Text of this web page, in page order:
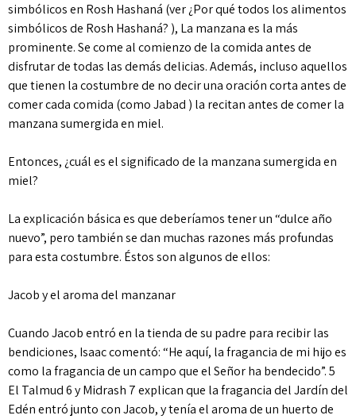
simbólicos en Rosh Hashaná (ver ¿Por qué todos los alimentos
simbólicos de Rosh Hashaná? ), La manzana es la más
prominente. Se come al comienzo de la comida antes de
disfrutar de todas las demás delicias. Además, incluso aquellos
que tienen la costumbre de no decir una oración corta antes de
comer cada comida (como Jabad ) la recitan antes de comer la
manzana sumergida en miel.
Entonces, ¿cuál es el significado de la manzana sumergida en
miel?
La explicación básica es que deberíamos tener un “dulce año
nuevo”, pero también se dan muchas razones más profundas
para esta costumbre. Éstos son algunos de ellos:
Jacob y el aroma del manzanar
Cuando Jacob entró en la tienda de su padre para recibir las
bendiciones, Isaac comentó: “He aquí, la fragancia de mi hijo es
como la fragancia de un campo que el Señor ha bendecido”. 5
El Talmud 6 y Midrash 7 explican que la fragancia del Jardín del
Edén entró junto con Jacob, y tenía el aroma de un huerto de